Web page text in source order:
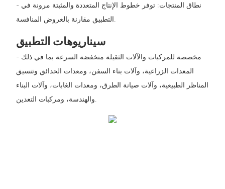
- نطاق المنتجات: توفر خطوط الإنتاج المتعددة والمثبتة مرونة في
سيناريوهات التطبيق
- مخصصة للمركبات والآلات الثقيلة منخفضة السرعة بما في ذلك
المعدات الزراعية، وآلات بناء السفن، ومعدات الحدائق وتنسيق
المناظر الطبيعية، وآلات صيانة الطرق، ومعدات الغابات، وآلات البناء